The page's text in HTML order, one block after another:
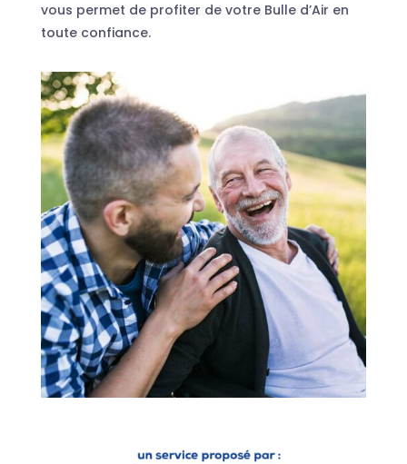
vous permet de profiter de votre Bulle d’Air en
toute confiance.